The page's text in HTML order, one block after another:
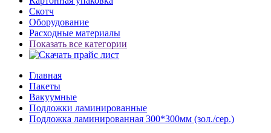
Скотч
Оборудование
Расходные материалы
Показать все категории
Главная
Пакеты
Вакуумные
Подложки ламинированные
Подложка ламинированная 300*300мм (зол./сер.)